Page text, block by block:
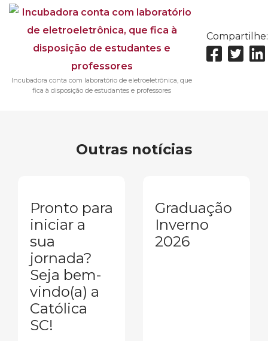
Incubadora conta com laboratório de eletroeletrônica, que
fica à disposição de estudantes e professores
Compartilhe:
Outras notícias
Pronto para
iniciar a
sua
jornada?
Seja bem-
vindo(a) a
Católica
SC!
Graduação
Inverno
2026